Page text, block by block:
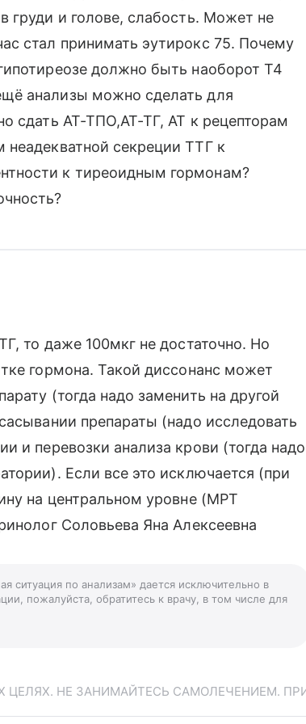
груди и голове, слабость. Может не
стал принимать эутирокс 75. Почему
должно быть наоборот Т4
анализы можно сделать для
сдать АТ-ТПО,АТ-ТГ, АТ к рецепторам
секреции ТТГ к
к тиреоидным гормонам?
то даже 100мкг не достаточно. Но
гормона. Такой диссонанс может
(тогда надо заменить на другой
препараты (надо исследовать
и перевозки анализа крови (тогда надо
Если все это исключается (при
на центральном уровне (МРТ
Соловьева Яна Алексеевна
ситуация по анализам» дается исключительно в
пожалуйста, обратитесь к врачу, в том числе для
НЕ ЗАНИМАЙТЕСЬ САМОЛЕЧЕНИЕМ.